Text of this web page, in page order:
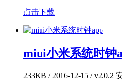
点击下载
miui小米系统时钟
233KB / 2016-12-15 / v2.0.2